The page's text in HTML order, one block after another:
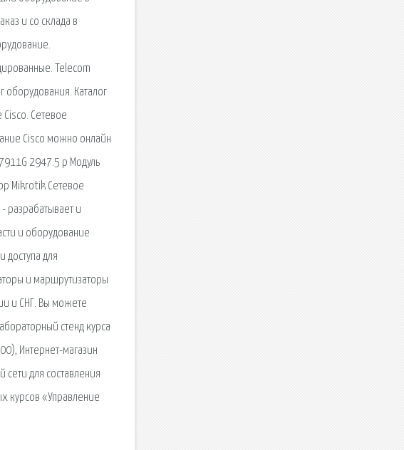
и со склада в
Telecom
оборудования. Каталог
Сетевое
Cisco можно онлайн
2947.5 p Модуль
Mikrotik Сетевое
разрабатывает и
и оборудование
доступа для
и маршрутизаторы
и СНГ. Вы можете
стенд курса
Интернет-магазин
для составления
курсов «Управление